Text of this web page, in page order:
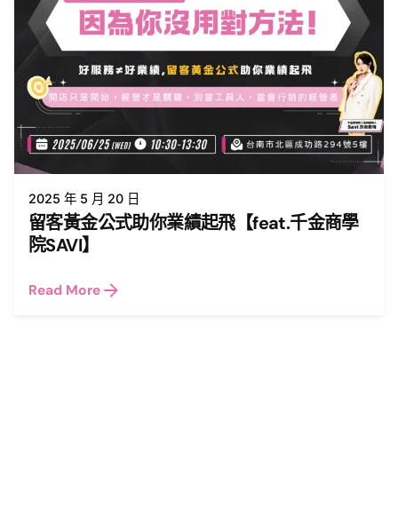
2025 年 5 月 20 日
留客黃金公式助你業績起飛【feat.千金商學
院SAVI】
Read More